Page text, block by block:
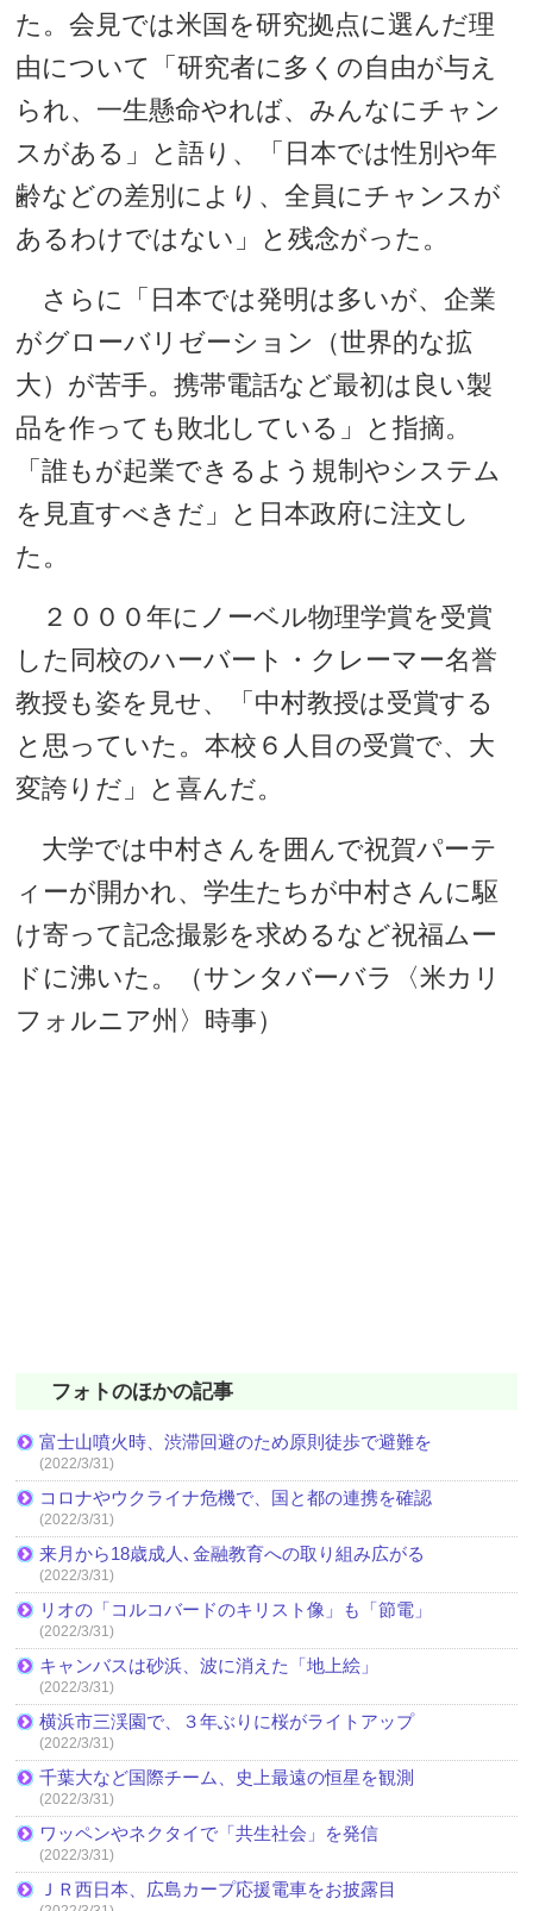
た。会見では米国を研究拠点に選んだ理
由について「研究者に多くの自由が与え
られ、一生懸命やれば、みんなにチャン
スがある」と語り、「日本では性別や年
齢などの差別により、全員にチャンスが
あるわけではない」と残念がった。
さらに「日本では発明は多いが、企業
がグローバリゼーション（世界的な拡
大）が苦手。携帯電話など最初は良い製
品を作っても敗北している」と指摘。
「誰もが起業できるよう規制やシステム
を見直すべきだ」と日本政府に注文し
た。
２０００年にノーベル物理学賞を受賞
した同校のハーバート・クレーマー名誉
教授も姿を見せ、「中村教授は受賞する
と思っていた。本校６人目の受賞で、大
変誇りだ」と喜んだ。
大学では中村さんを囲んで祝賀パーテ
ィーが開かれ、学生たちが中村さんに駆
け寄って記念撮影を求めるなど祝福ムー
ドに沸いた。（サンタバーバラ〈米カリ
フォルニア州〉時事）
フォトのほかの記事
富士山噴火時、渋滞回避のため原則徒歩で避難を
(2022/3/31)
コロナやウクライナ危機で、国と都の連携を確認
(2022/3/31)
来月から18歳成人､金融教育への取り組み広がる
(2022/3/31)
リオの「コルコバードのキリスト像」も「節電」
(2022/3/31)
キャンバスは砂浜、波に消えた「地上絵」
(2022/3/31)
横浜市三渓園で、３年ぶりに桜がライトアップ
(2022/3/31)
千葉大など国際チーム、史上最遠の恒星を観測
(2022/3/31)
ワッペンやネクタイで「共生社会」を発信
(2022/3/31)
ＪＲ西日本、広島カープ応援電車をお披露目